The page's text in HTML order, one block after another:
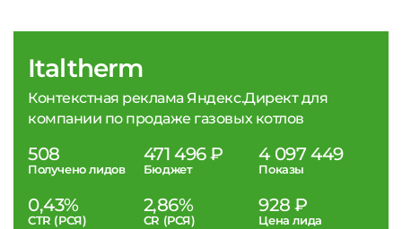
Italtherm
Контекстная реклама Яндекс.Директ для
компании по продаже газовых котлов
508
Получено лидов
471 496 ₽
Бюджет
4 097 449
Показы
0,43%
CTR (РСЯ)
2,86%
CR (РСЯ)
928 ₽
Цена лида